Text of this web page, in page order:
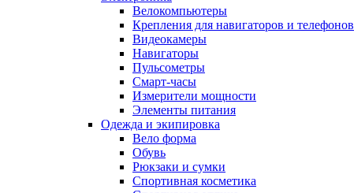
Велокомпьютеры
Крепления для навигаторов и телефонов
Видеокамеры
Навигаторы
Пульсометры
Смарт-часы
Измерители мощности
Элементы питания
Одежда и экипировка
Вело форма
Обувь
Рюкзаки и сумки
Спортивная косметика